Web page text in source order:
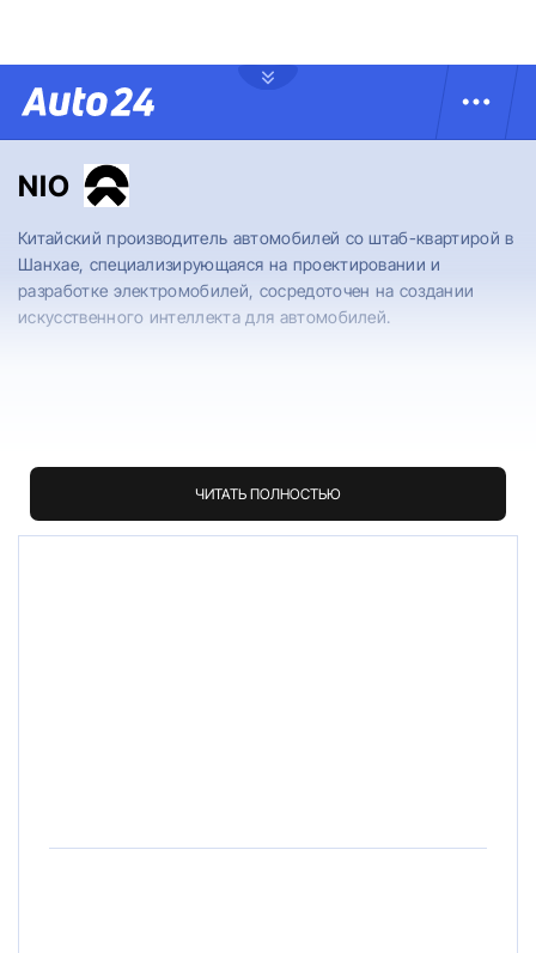
NIO
Китайский производитель автомобилей со штаб-квартирой в
Шанхае, специализирующаяся на проектировании и
разработке электромобилей, сосредоточен на создании
искусственного интеллекта для автомобилей.
ЧИТАТЬ ПОЛНОСТЬЮ